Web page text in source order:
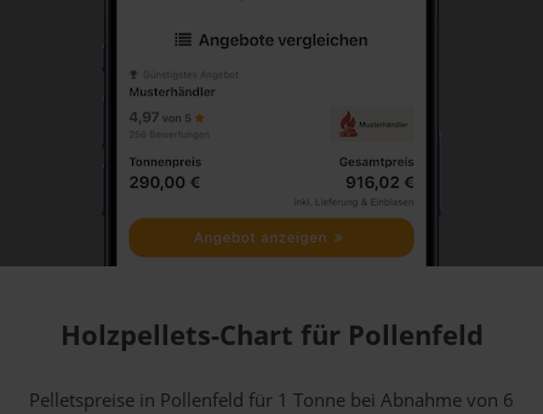
Holzpellets-Chart für Pollenfeld
Pelletspreise in Pollenfeld für 1 Tonne bei Abnahmevon 6